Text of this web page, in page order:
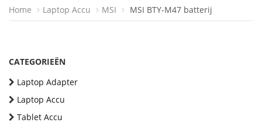
Home Laptop Accu MSI MSI BTY-M47 batterij
CATEGORIEËN
Laptop Adapter
Laptop Accu
Tablet Accu